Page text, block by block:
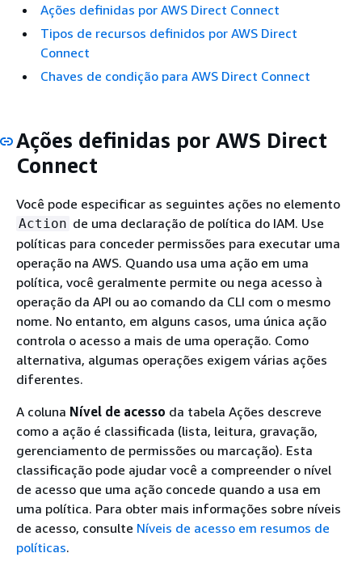
Ações definidas por AWS Direct Connect
Tipos de recursos definidos por AWS Direct
Connect
Chaves de condição para AWS Direct Connect
Ações definidas por AWS Direct
Connect
Você pode especificar as seguintes ações no elemento
Action de uma declaração de política do IAM. Use
políticas para conceder permissões para executar uma
operação na AWS. Quando usa uma ação em uma
política, você geralmente permite ou nega acesso à
operação da API ou ao comando da CLI com o mesmo
nome. No entanto, em alguns casos, uma única ação
controla o acesso a mais de uma operação. Como
alternativa, algumas operações exigem várias ações
diferentes.
A coluna Nível de acesso da tabela Ações descreve
como a ação é classificada (lista, leitura, gravação,
gerenciamento de permissões ou marcação). Esta
classificação pode ajudar você a compreender o nível
de acesso que uma ação concede quando a usa em
uma política. Para obter mais informações sobre níveis
de acesso, consulte Níveis de acesso em resumos de
políticas.